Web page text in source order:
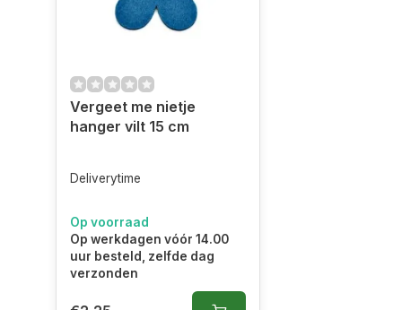
Vergeet me nietje
hanger vilt 15 cm
Deliverytime
Op voorraad
Op werkdagen vóór 14.00
uur besteld, zelfde dag
verzonden